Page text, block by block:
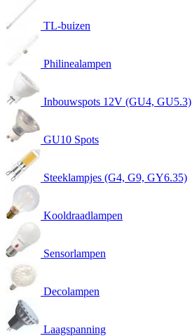
TL-buizen
Philinealampen
Inbouwspots 12V (GU4, GU5.3)
GU10 Spots
Steeklampjes (G4, G9, GY6.35)
Kooldraadlampen
Sensorlampen
Decolampen
Laagspanning